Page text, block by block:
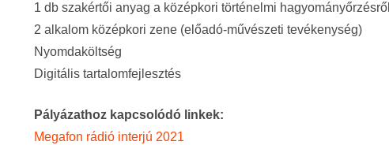
1 db szakértői anyag a középkori történelmi hagyományőrzésről
2 alkalom középkori zene (előadó-művészeti tevékenység)
Nyomdaköltség
Digitális tartalomfejlesztés
Pályázathoz kapcsolódó linkek:
Megafon rádió interjú 2021